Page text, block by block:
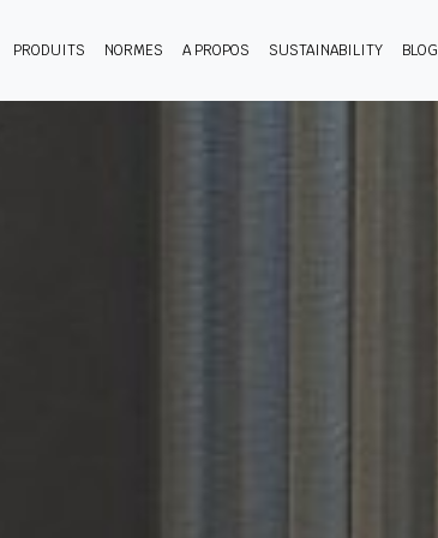
PRODUITS NORMES A PROPOS SUSTAINABILITY BLOG